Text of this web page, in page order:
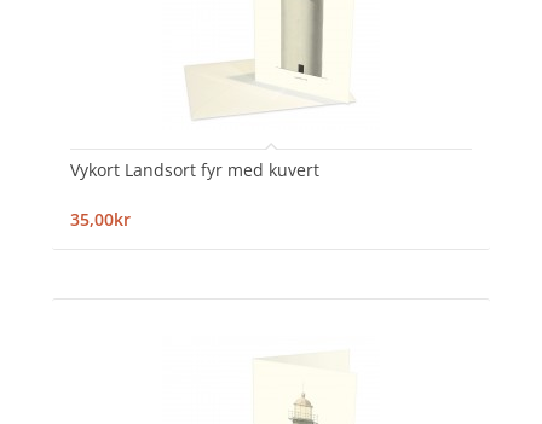
Vykort Landsort fyr med kuvert
35,00kr